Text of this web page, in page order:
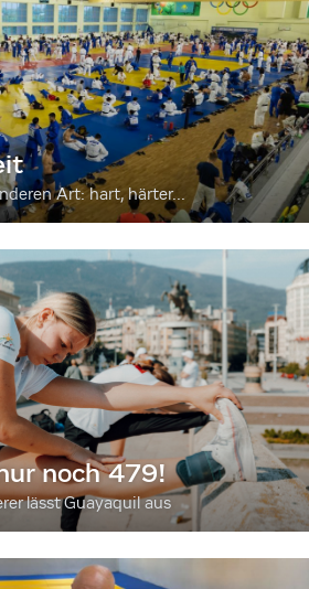
Art: hart, härter...
noch 479!
lässt Guayaquil aus